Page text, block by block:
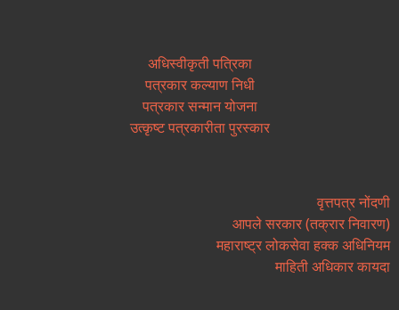
अधिस्वीकृती पत्रिका
पत्रकार कल्याण निधी
पत्रकार सन्मान योजना
उत्कृष्ट पत्रकारीता पुरस्कार
वृत्तपत्र नोंदणी
आपले सरकार (तक्रार निवारण)
महाराष्ट्र लोकसेवा हक्क अधिनियम
माहिती अधिकार कायदा